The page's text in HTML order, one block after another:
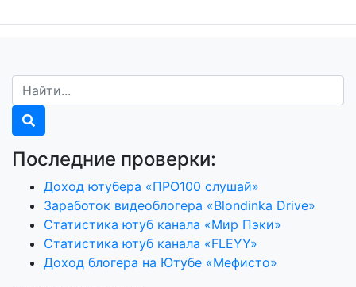
Последние проверки:
Доход ютубера «ПРО100 слушай»
Заработок видеоблогера «Blondinka Drive»
Статистика ютуб канала «Мир Пэки»
Статистика ютуб канала «FLEYY»
Доход блогера на Ютубе «Мефисто»